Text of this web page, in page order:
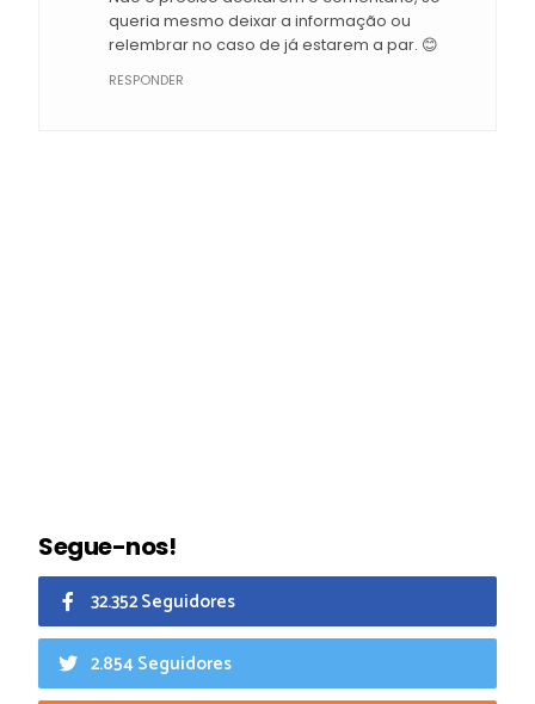
queria mesmo deixar a informação ou
relembrar no caso de já estarem a par. 😊
RESPONDER
Segue-nos!
32.352 Seguidores
2.854 Seguidores